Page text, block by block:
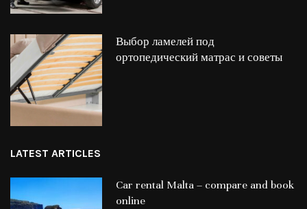
Выбор ламелей под
ортопедический матрас и советы
LATEST ARTICLES
Car rental Malta – compare and book
online